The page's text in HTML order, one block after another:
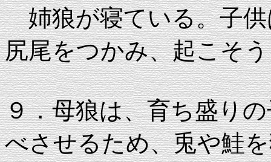
姉狼が寝ている。子供
尻尾をつかみ、起こそ
９．母狼は、育ち盛り
べさせるため、兎や鮭